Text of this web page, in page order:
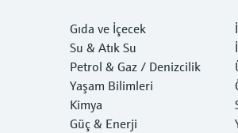
Gıda ve İçecek
Su & Atık Su
Petrol & Gaz / Denizcilik
Yaşam Bilimleri
Kimya
Güç & Enerji